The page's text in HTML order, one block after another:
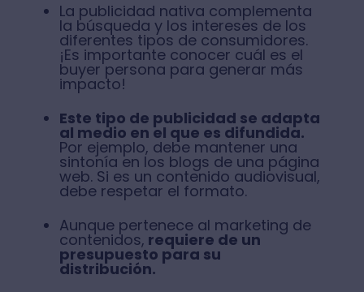
La publicidad nativa complementa
la búsqueda y los intereses de los
diferentes tipos de consumidores.
¡Es importante conocer cuál es el
buyer persona para generar más
impacto!
Este tipo de publicidad se adapta
al medio en el que es difundida.
Por ejemplo, debe mantener una
sintonía en los blogs de una página
web. Si es un contenido audiovisual,
debe respetar el formato.
Aunque pertenece al marketing de
contenidos, requiere de un
presupuesto para su
distribución.